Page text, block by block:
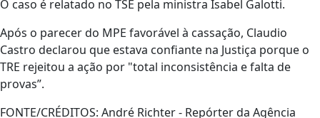
O caso é relatado no TSE pela ministra Isabel Galotti.
Após o parecer do MPE favorável à cassação, Claudio
Castro declarou que estava confiante na Justiça porque o
TRE rejeitou a ação por "total inconsistência e falta de
provas”.
FONTE/CRÉDITOS: André Richter - Repórter da Agência